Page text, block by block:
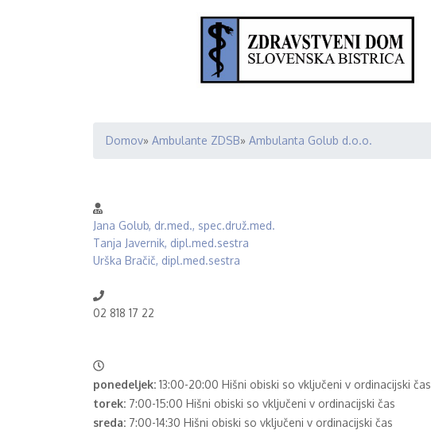
Breadcrumb
Domov Ambulante ZDSB Ambulanta Golub d.o.o.
Jana Golub, dr.med., spec.druž.med.
Tanja Javernik, dipl.med.sestra
Urška Bračič, dipl.med.sestra
02 818 17 22
ponedeljek: 13:00-20:00 Hišni obiski so vključeni v ordinacijski čas
torek: 7:00-15:00 Hišni obiski so vključeni v ordinacijski čas
sreda: 7:00-14:30 Hišni obiski so vključeni v ordinacijski čas